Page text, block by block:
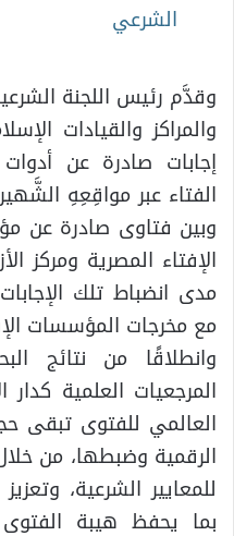
وقدَّم رئيس اللجنة
والمراكز والقيادات
إجابات صادرة عن
وبين فتاوى صادرة عن
الإفتاء المصرية ومركز
مدى انضباط تلك
مع مخرجات المؤسسات
وانطلاقًا من نتائج
المرجعيات العلمية كدار
العالمي للفتوى تبقى
الرقمية وضبطها، من
للمعايير الشرعية،
بما يحفظ هيبة